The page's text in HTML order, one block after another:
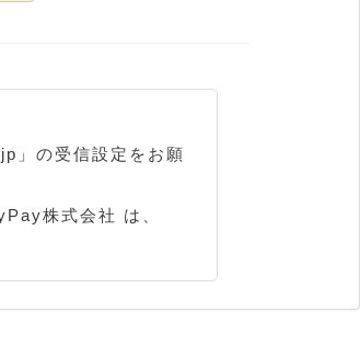
」の受信設定をお願
株式会社 は、